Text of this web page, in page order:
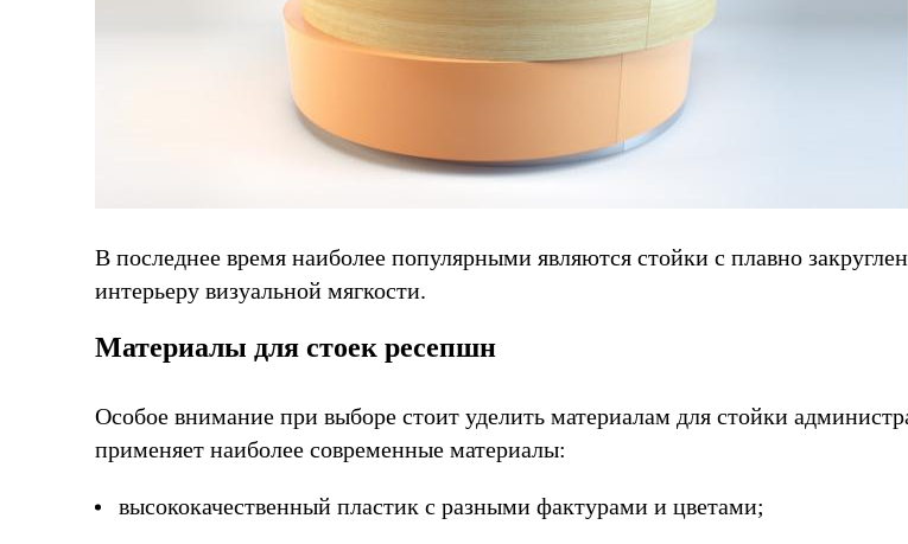
В последнее время наиболее популярными являются стойки с плавно
интерьеру визуальной мягкости.
Материалы для стоек ресепшн
Особое внимание при выборе стоит уделить материалам для стойки
применяет наиболее современные материалы:
высококачественный пластик с разными фактурами и цветами;